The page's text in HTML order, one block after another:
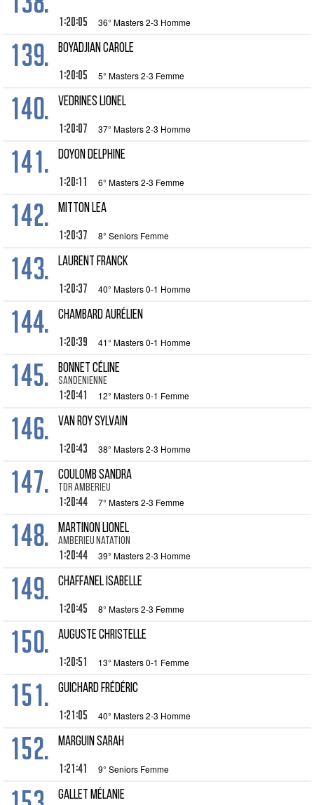
1:20:05 36° Masters 2-3 Homme
139. BOYADJIAN Carole
1:20:05 5° Masters 2-3 Femme
140. VEDRINES Lionel
1:20:07 37° Masters 2-3 Homme
141. DOYON Delphine
1:20:11 6° Masters 2-3 Femme
142. MITTON Lea
1:20:37 8° Seniors Femme
143. LAURENT Franck
1:20:37 40° Masters 0-1 Homme
144. CHAMBARD Aurélien
1:20:39 41° Masters 0-1 Homme
145. BONNET Céline
Sandenienne
1:20:41 12° Masters 0-1 Femme
146. VAN ROY Sylvain
1:20:43 38° Masters 2-3 Homme
147. COULOMB Sandra
TDR AMBERIEU
1:20:44 7° Masters 2-3 Femme
148. MARTINON Lionel
Amberieu Natation
1:20:44 39° Masters 2-3 Homme
149. CHAFFANEL Isabelle
1:20:45 8° Masters 2-3 Femme
150. AUGUSTE Christelle
1:20:51 13° Masters 0-1 Femme
151. GUICHARD Frédéric
1:21:05 40° Masters 2-3 Homme
152. MARGUIN Sarah
1:21:41 9° Seniors Femme
GALLET Mélanie